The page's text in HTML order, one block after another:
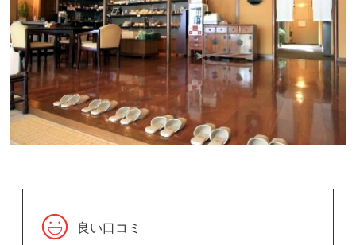
良い口コミ